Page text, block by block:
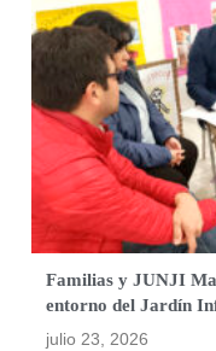
Familias y JUNJI
entorno del Jardín
julio 23, 2026